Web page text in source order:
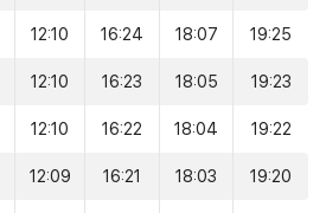
12:10 16:24 18:07 19:25
12:10 16:23 18:05 19:23
12:10 16:22 18:04 19:22
12:09 16:21 18:03 19:20